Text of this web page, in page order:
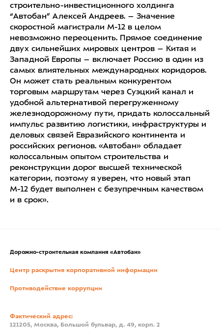
строительно-инвестиционного холдинга
“Автобан” Алексей Андреев. – Значение
скоростной магистрали М-12 в целом
невозможно переоценить. Прямое соединение
двух сильнейших мировых центров – Китая и
Западной Европы – включает Россию в один из
самых влиятельных международных коридоров.
Он может стать реальным конкурентом
торговым маршрутам через Суэцкий канал и
удобной альтернативой перегруженному
железнодорожному пути, придать колоссальный
импульс развитию логистики, инфраструктуры и
деловых связей Евразийского континента и
российских регионов. «Автобан» обладает
колоссальным опытом строительства и
реконструкции дорог высшей технической
категории, поэтому я уверен, что новый этап
М-12 будет выполнен с безупречным качеством
и в срок».
Дорожно-строительная компания «Автобан»
Центр раскрытия корпоративной информации
Противодействие коррупции
Фактический адрес:
121205, Москва, Большой бульвар, д. 49, корп. 2